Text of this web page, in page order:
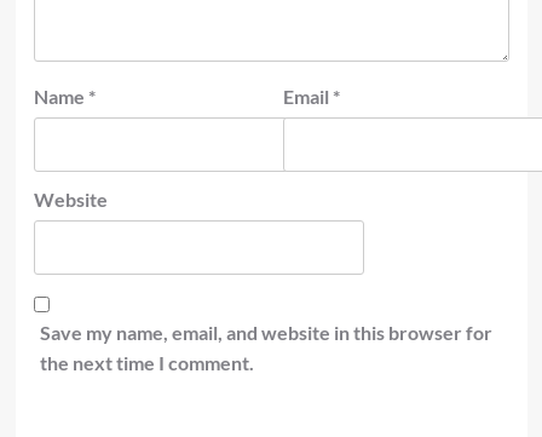
Name * Email *
Website
Save my name, email, and website in this browser for
the next time I comment.